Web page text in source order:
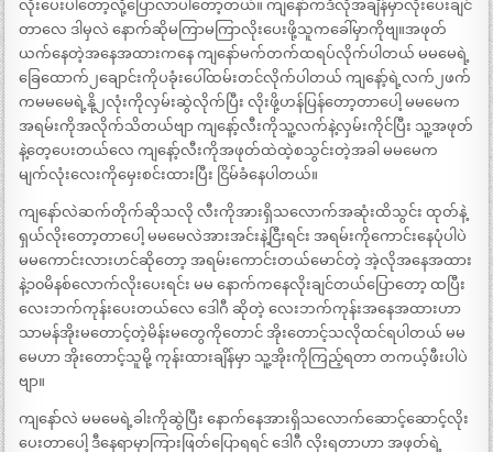
လိုးပေးပါတော့လို့ပြောလာပါတော့တယ်။ ကျနော်ကဒီလိုအချိန်မှာလိုးပေးချင်
တာလေ ဒါမှလဲ နောက်ဆိုမကြာမကြာလိုးပေးဖို့သူကခေါ်မှာကိုဗျ။အဖုတ်
ယက်နေတဲ့အနေအထားကနေ ကျနော်မက်တက်ထရပ်လိုက်ပါတယ် မမမေရဲ့
ခြေထောက်၂ချောင်းကိုပခုံးပေါ်ထမ်းတင်လိုက်ပါတယ် ကျနော့်ရဲ့လက်၂ဖက်
ကမမမေရဲ့နို့၂လုံးကိုလှမ်းဆွဲလိုက်ပြီး လိုးဖို့ဟန်ပြန်တော့တာပေါ့ မမမေက
အရမ်းကိုအလိုက်သိတယ်ဗျာ ကျနော့်လီးကိုသူ့လက်နဲ့လှမ်းကိုင်ပြီး သူ့အဖုတ်
နဲ့တေ့ပေးတယ်လေ ကျနော့်လီးကိုအဖုတ်ထဲထဲ့စသွင်းတဲ့အခါ မမမေက
မျက်လုံးလေးကိုမှေးစင်းထားပြီး ငြိမ်ခံနေပါတယ်။
ကျနော်လဲဆက်တိုက်ဆိုသလို လီးကိုအားရှိသလောက်အဆုံးထိသွင်း ထုတ်နဲ့
ရှယ်လိုးတော့တာပေါ့ မမမေလဲအားအင်းနဲ့ငြီးရင်း အရမ်းကိုကောင်းနေပုံပါပဲ
မမကောင်းလားဟင်ဆိုတော့ အရမ်းကောင်းတယ်မောင်တဲ့ အဲ့လိုအနေအထား
နဲ့၁၀မိနစ်လောက်လိုးပေးရင်း မမ နောက်ကနေလိုးချင်တယ်ပြောတော့ ထပြီး
လေးဘက်ကုန်းပေးတယ်လေ ဒေါဂီ ဆိုတဲ့ လေးဘက်ကုန်းအနေအထားဟာ
သာမန်အိုးမတောင့်တဲ့မိန်းမတွေကိုတောင် အိုးတောင့်သလိုထင်ရပါတယ် မမ
မေဟာ အိုးတောင့်သူမို့ ကုန်းထားချိန်မှာ သူ့အိုးကိုကြည့်ရတာ တကယ့်ဖီးပါပဲ
ဗျာ။
ကျနော်လဲ မမမေရဲ့ခါးကိုဆွဲပြီး နောက်နေအားရှိသလောက်ဆောင့်ဆောင့်လိုး
ပေးတာပေါ့ ဒီနေရာမှာကြားဖြတ်ပြောရရင် ဒေါဂီ လိုးရတာဟာ အဖုတ်ရဲ့